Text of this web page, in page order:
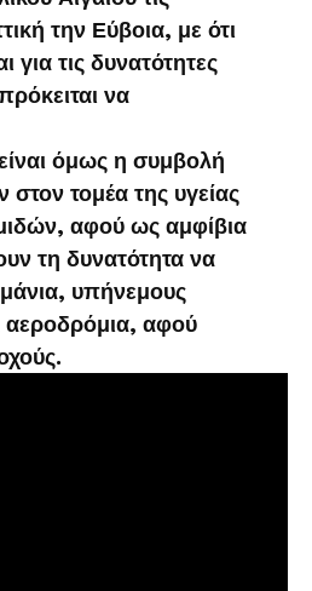
την Εύβοια, με ότι
για τις δυνατότητες
να
όμως η συμβολή
τομέα της υγείας
αφού ως αμφίβια
τη δυνατότητα να
υπήνεμους
αεροδρόμια, αφού